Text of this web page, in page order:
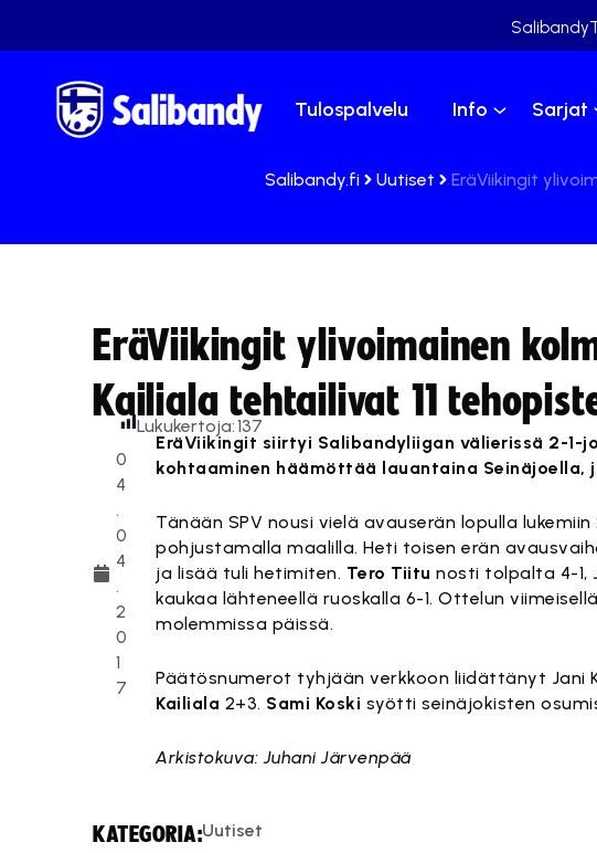
Tulospalvelu Info Sarjat
Salibandy.fi Uutiset EräViikingit
EräViikingit ylivoimainen
Kailiala tehtailivat 11
0
4
.
0
4
.
2
0
1
7
Lukukertoja:137
EräViikingit siirtyi Salibandyliigan välierissä 2-1-
kohtaaminen häämöttää lauantaina
Tänään SPV nousi vielä avauserän lopulla lukemiin
pohjustamalla maalilla. Heti toisen erän
ja lisää tuli hetimiten. Tero Tiitu nosti tolpalta 4-1,
kaukaa lähteneellä ruoskalla 6-1. Ottelun
molemmissa päissä.
Päätösnumerot tyhjään verkkoon liidättänyt Jani
Kailiala 2+3. Sami Koski syötti seinäjokisten
Arkistokuva: Juhani Järvenpää
KATEGORIA:Uutiset